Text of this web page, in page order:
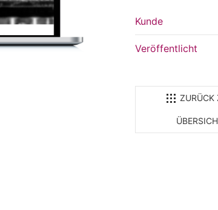
Kunde
Veröffentlicht
ZURÜCK